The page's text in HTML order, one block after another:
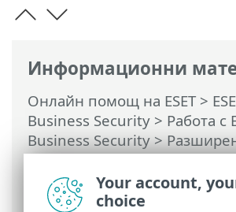
Информационни
Онлайн помощ на ESET>
Business Security > Работа с
Business Security>
настройка>Защити>
достъпа
> Управление на
адреси
Your account,
choice